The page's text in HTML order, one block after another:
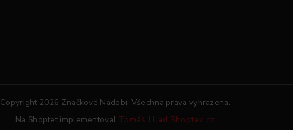
Copyright 2026 Značkové Nádobí. Všechna práva vyhrazena.
Na Shoptet implementoval Tomáš Hlad Shoptak.cz